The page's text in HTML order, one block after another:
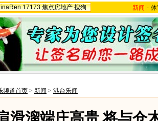
17173 焦点房地产 搜狗 新闻 -
频道首页 > 新闻 > 港台乐闻